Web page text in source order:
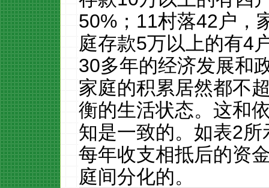
50% ； 11村落42户，
庭存款5万以上的有4
30多年的经济发展和
家庭的积累居然都不
衡的生活状态。这和
知是一致的。如表2所
每年收支相抵后的资
庭间分化的。